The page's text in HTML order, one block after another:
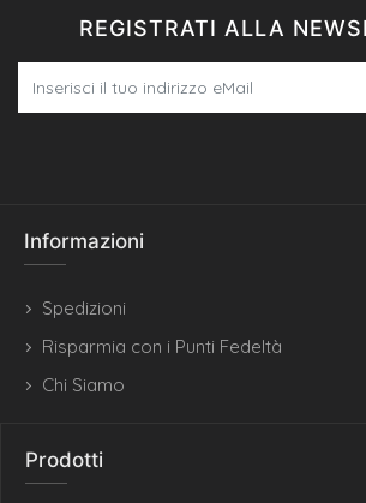
REGISTRATI ALLA
Informazioni
Spedizioni
Risparmia con i Punti Fedeltà
Chi Siamo
Prodotti